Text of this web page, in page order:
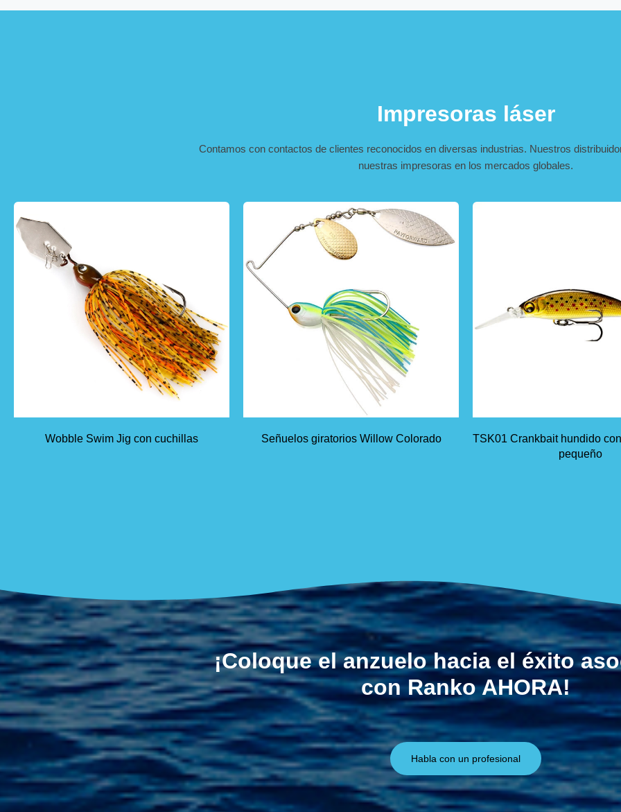
Impresoras láser
Contamos con contactos de clientes reconocidos en diversas industrias. Nuestros
nuestras impresoras en los mercados globales.
Wobble Swim Jig con cuchillas Señuelos giratorios Willow Colorado
TSK01 Crankbait hundido
pequeño
¡Coloque el anzuelo hacia el éxito
con Ranko AHORA!
Habla con un profesional